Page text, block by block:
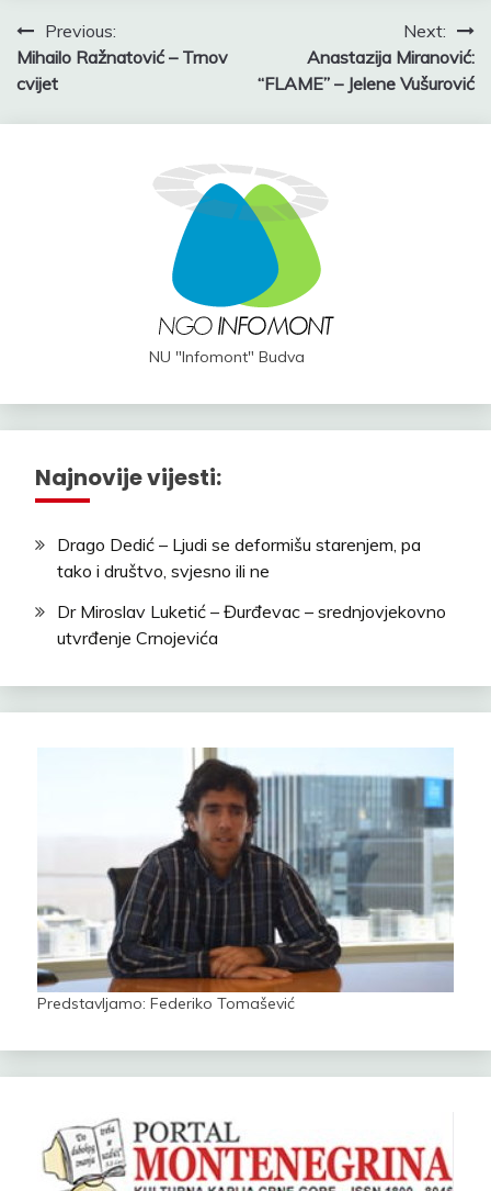
Post
navigation
Previous:
Mihailo Ražnatović – Trnov
cvijet
Next:
Anastazija Miranović:
“FLAME” – Jelene Vušurović
NU "Infomont" Budva
Najnovije vijesti:
Drago Dedić – Ljudi se deformišu starenjem, pa
tako i društvo, svjesno ili ne
Dr Miroslav Luketić – Đurđevac – srednjovjekovno
utvrđenje Crnojevića
Predstavljamo: Federiko Tomašević